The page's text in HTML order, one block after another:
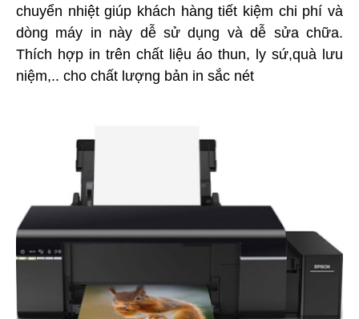
chuyển nhiệt giúp khách hàng tiết kiệm chi phí và
dòng máy in này dễ sử dụng và dễ sửa chữa.
Thích hợp in trên chất liệu áo thun, ly sứ,quà lưu
niệm,.. cho chất lượng bản in sắc nét